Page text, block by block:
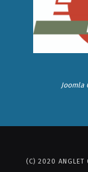
Joomla
(C) 2020 ANGLET